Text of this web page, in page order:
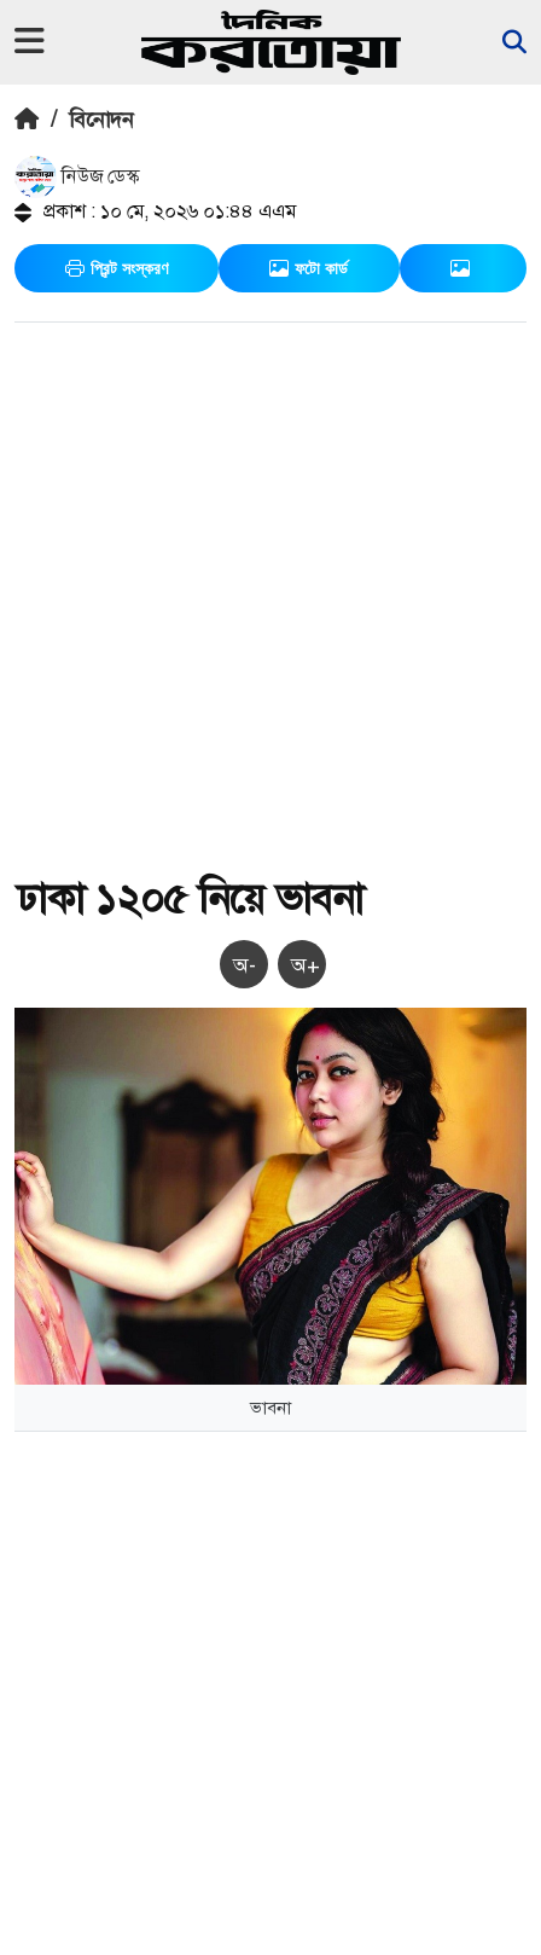
/ বিনোদন
নিউজ ডেস্ক
প্রকাশ : ১০ মে, ২০২৬ ০১:৪৪ এএম
প্রিন্ট সংস্করণ ফটো কার্ড
ঢাকা ১২০৫ নিয়ে ভাবনা
অ- অ+
ভাবনা